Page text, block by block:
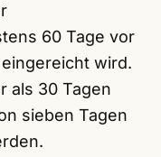
60 Tage vor
wird.
als 30 Tagen
sieben Tagen